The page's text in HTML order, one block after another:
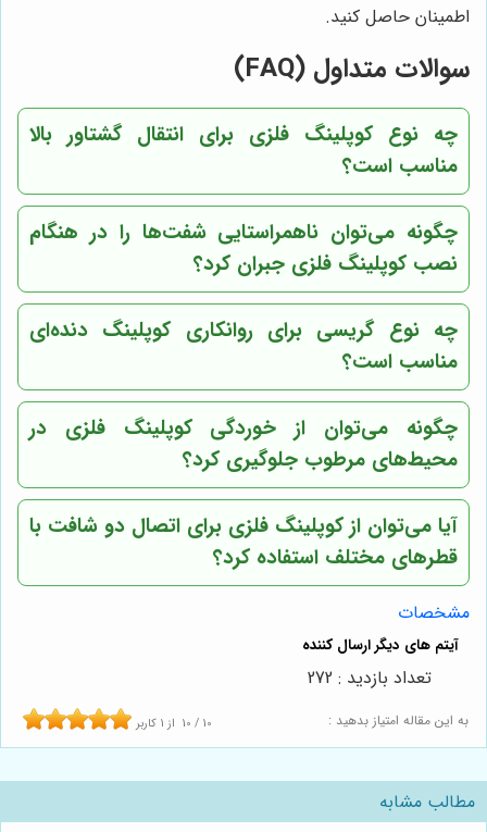
اطمینان حاصل کنید.
سوالات متداول (FAQ)
چه نوع کوپلینگ فلزی برای انتقال گشتاور بالا
مناسب است؟
چگونه می‌توان ناهمراستایی شفت‌ها را در هنگام
نصب کوپلینگ فلزی جبران کرد؟
چه نوع گریسی برای روانکاری کوپلینگ دنده‌ای
مناسب است؟
چگونه می‌توان از خوردگی کوپلینگ فلزی در
محیط‌های مرطوب جلوگیری کرد؟
آیا می‌توان از کوپلینگ فلزی برای اتصال دو شافت با
قطرهای مختلف استفاده کرد؟
مشخصات
به این مقاله امتیاز بدهید : 10 / 10 از 1 کاربر
تعداد بازدید : 272
مطالب مشابه